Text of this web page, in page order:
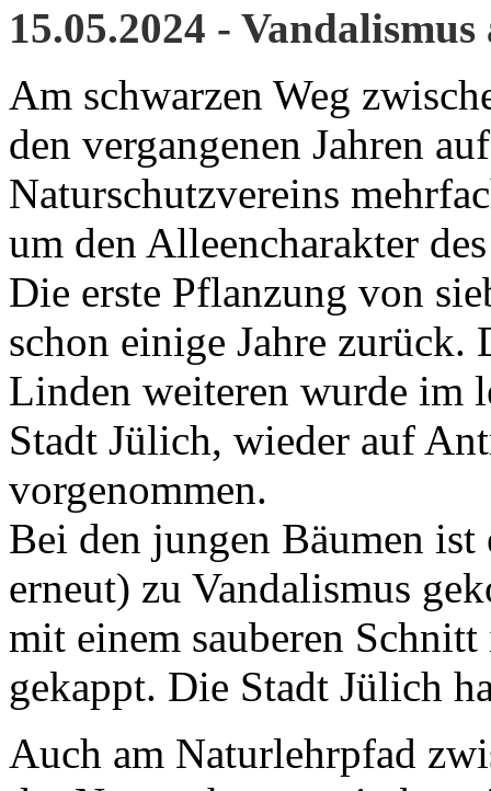
15.05.2024 -
Am schwarzen Weg
den vergangenen Jahren
Naturschutzvereins
um den Alleencharakter
Die erste Pflanzung von
schon einige Jahre
Linden weiteren wurde im
Stadt Jülich, wieder auf
vorgenommen.
Bei den jungen Bäumen ist
erneut) zu Vandalismus
mit einem sauberen
gekappt. Die Stadt Jülich
Auch am Naturlehrpfad